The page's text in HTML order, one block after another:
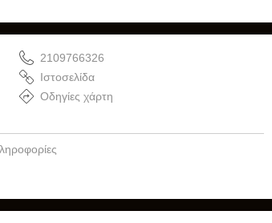
2109766326
Ιστοσελίδα
Οδηγίες χάρτη